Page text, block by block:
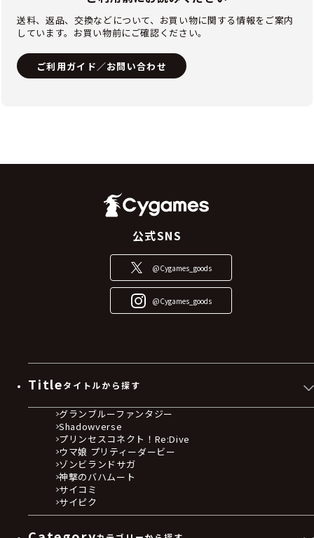
送料、返品、交換などについて、お買い物に関する情報をご案内
しています。お買い物前にご確認ください。
ご利用ガイド／お問い合わせ
公式SNS
@Cygames_goods
@Cygames_goods
Titleタイトルから探す
グランブルーファンタジー
Shadowverse
プリンセスコネクト！Re:Dive
ウマ娘 プリティーダービー
ゾンビランドサガ
神撃のバハムート
サイコミ
サイピク